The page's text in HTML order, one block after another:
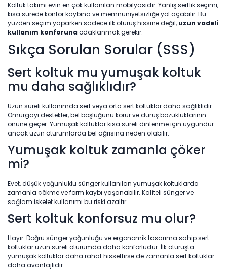
Koltuk takımı evin en çok kullanılan mobilyasıdır. Yanlış sertlik seçimi,
kısa sürede konfor kaybına ve memnuniyetsizliğe yol açabilir. Bu
yüzden seçim yaparken sadece ilk oturuş hissine değil, uzun vadeli
kullanım konforuna odaklanmak gerekir.
Sıkça Sorulan Sorular (SSS)
Sert koltuk mu yumuşak koltuk
mu daha sağlıklıdır?
Uzun süreli kullanımda sert veya orta sert koltuklar daha sağlıklıdır.
Omurgayı destekler, bel boşluğunu korur ve duruş bozukluklarının
önüne geçer. Yumuşak koltuklar kısa süreli dinlenme için uygundur
ancak uzun oturumlarda bel ağrısına neden olabilir.
Yumuşak koltuk zamanla çöker
mi?
Evet, düşük yoğunluklu sünger kullanılan yumuşak koltuklarda
zamanla çökme ve form kaybı yaşanabilir. Kaliteli sünger ve
sağlam iskelet kullanımı bu riski azaltır.
Sert koltuk konforsuz mu olur?
Hayır. Doğru sünger yoğunluğu ve ergonomik tasarıma sahip sert
koltuklar uzun süreli oturumda daha konforludur. İlk oturuşta
yumuşak koltuklar daha rahat hissettirse de zamanla sert koltuklar
daha avantajlıdır.